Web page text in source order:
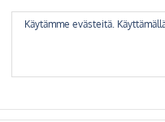
Käytämme evästeitä.